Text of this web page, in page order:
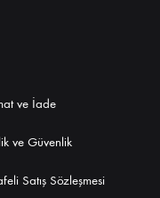
ve İade
ve Güvenlik
Satış Sözleşmesi